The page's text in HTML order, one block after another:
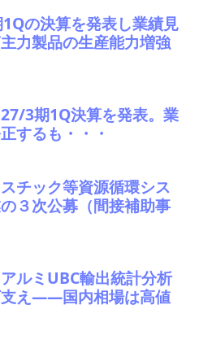
の決算を発表し業績見
力製品の生産能力増強
3期1Q決算を発表。業
するも・・・
チック等資源循環シス
３次公募（間接補助事
ルミUBC輸出統計分析
支え――国内相場は高値